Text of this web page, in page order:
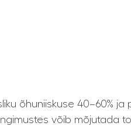
õhuniiskuse 40–60%
võib mõjutada